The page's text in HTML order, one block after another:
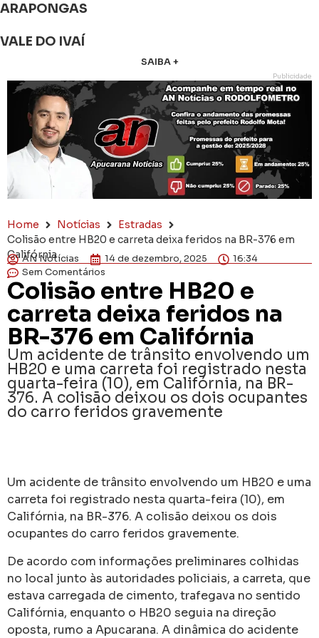
ARAPONGAS
VALE DO IVAÍ
SAIBA +
Publicidade
Home Notícias
Estradas
Colisão entre HB20 e carreta deixa feridos na BR-376 em
Califórnia
AN Notícias 14 de dezembro, 2025
16:34
Sem Comentários
Colisão entre HB20 e
carreta deixa feridos na
BR-376 em Califórnia
Um acidente de trânsito envolvendo um
HB20 e uma carreta foi registrado nesta
quarta-feira (10), em Califórnia, na BR-
376. A colisão deixou os dois ocupantes
do carro feridos gravemente
Um acidente de trânsito envolvendo um HB20 e uma
carreta foi registrado nesta quarta-feira (10), em
Califórnia, na BR-376. A colisão deixou os dois
ocupantes do carro feridos gravemente.
De acordo com informações preliminares colhidas
no local junto às autoridades policiais, a carreta, que
estava carregada de cimento, trafegava no sentido
Califórnia, enquanto o HB20 seguia na direção
oposta, rumo a Apucarana. A dinâmica do acidente